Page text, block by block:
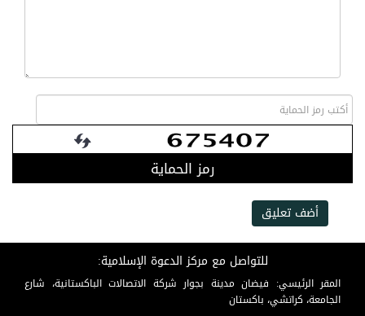
رمز الحماية
أضف تعليق
للتواصل مع مركز الدعوة الإسلامية:
المقر الرئيسي: فيضان مدينة بجوار شركة الاتصالات الباكستانية، شارع
الجامعة، كراتشي، باكستان